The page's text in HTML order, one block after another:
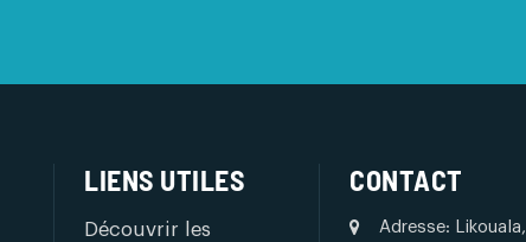
LIENS UTILES
Découvrir les
CONTACT
Adresse: Likouala,